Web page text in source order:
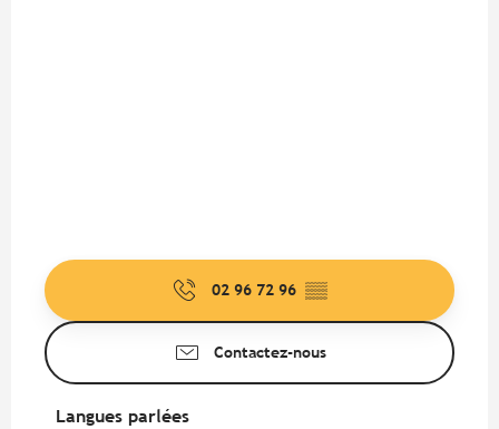
02 96 72 96 ▒▒
Contactez-nous
Langues parlées
Langues parlées